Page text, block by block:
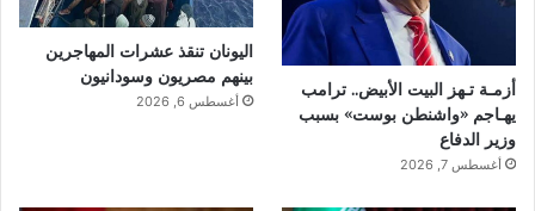
أزمـة تـهز البيت الأبيض.. ترامب
يهـاجم «واشنطن بوست» بسبب
وزير الدفاع
أغسطس 7, 2026
اليونان تنقذ عشرات المهاجرين
بينهم مصريون وسودانيون
أغسطس 6, 2026